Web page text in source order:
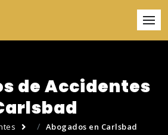
de Accidentes
Abogados en Carlsbad